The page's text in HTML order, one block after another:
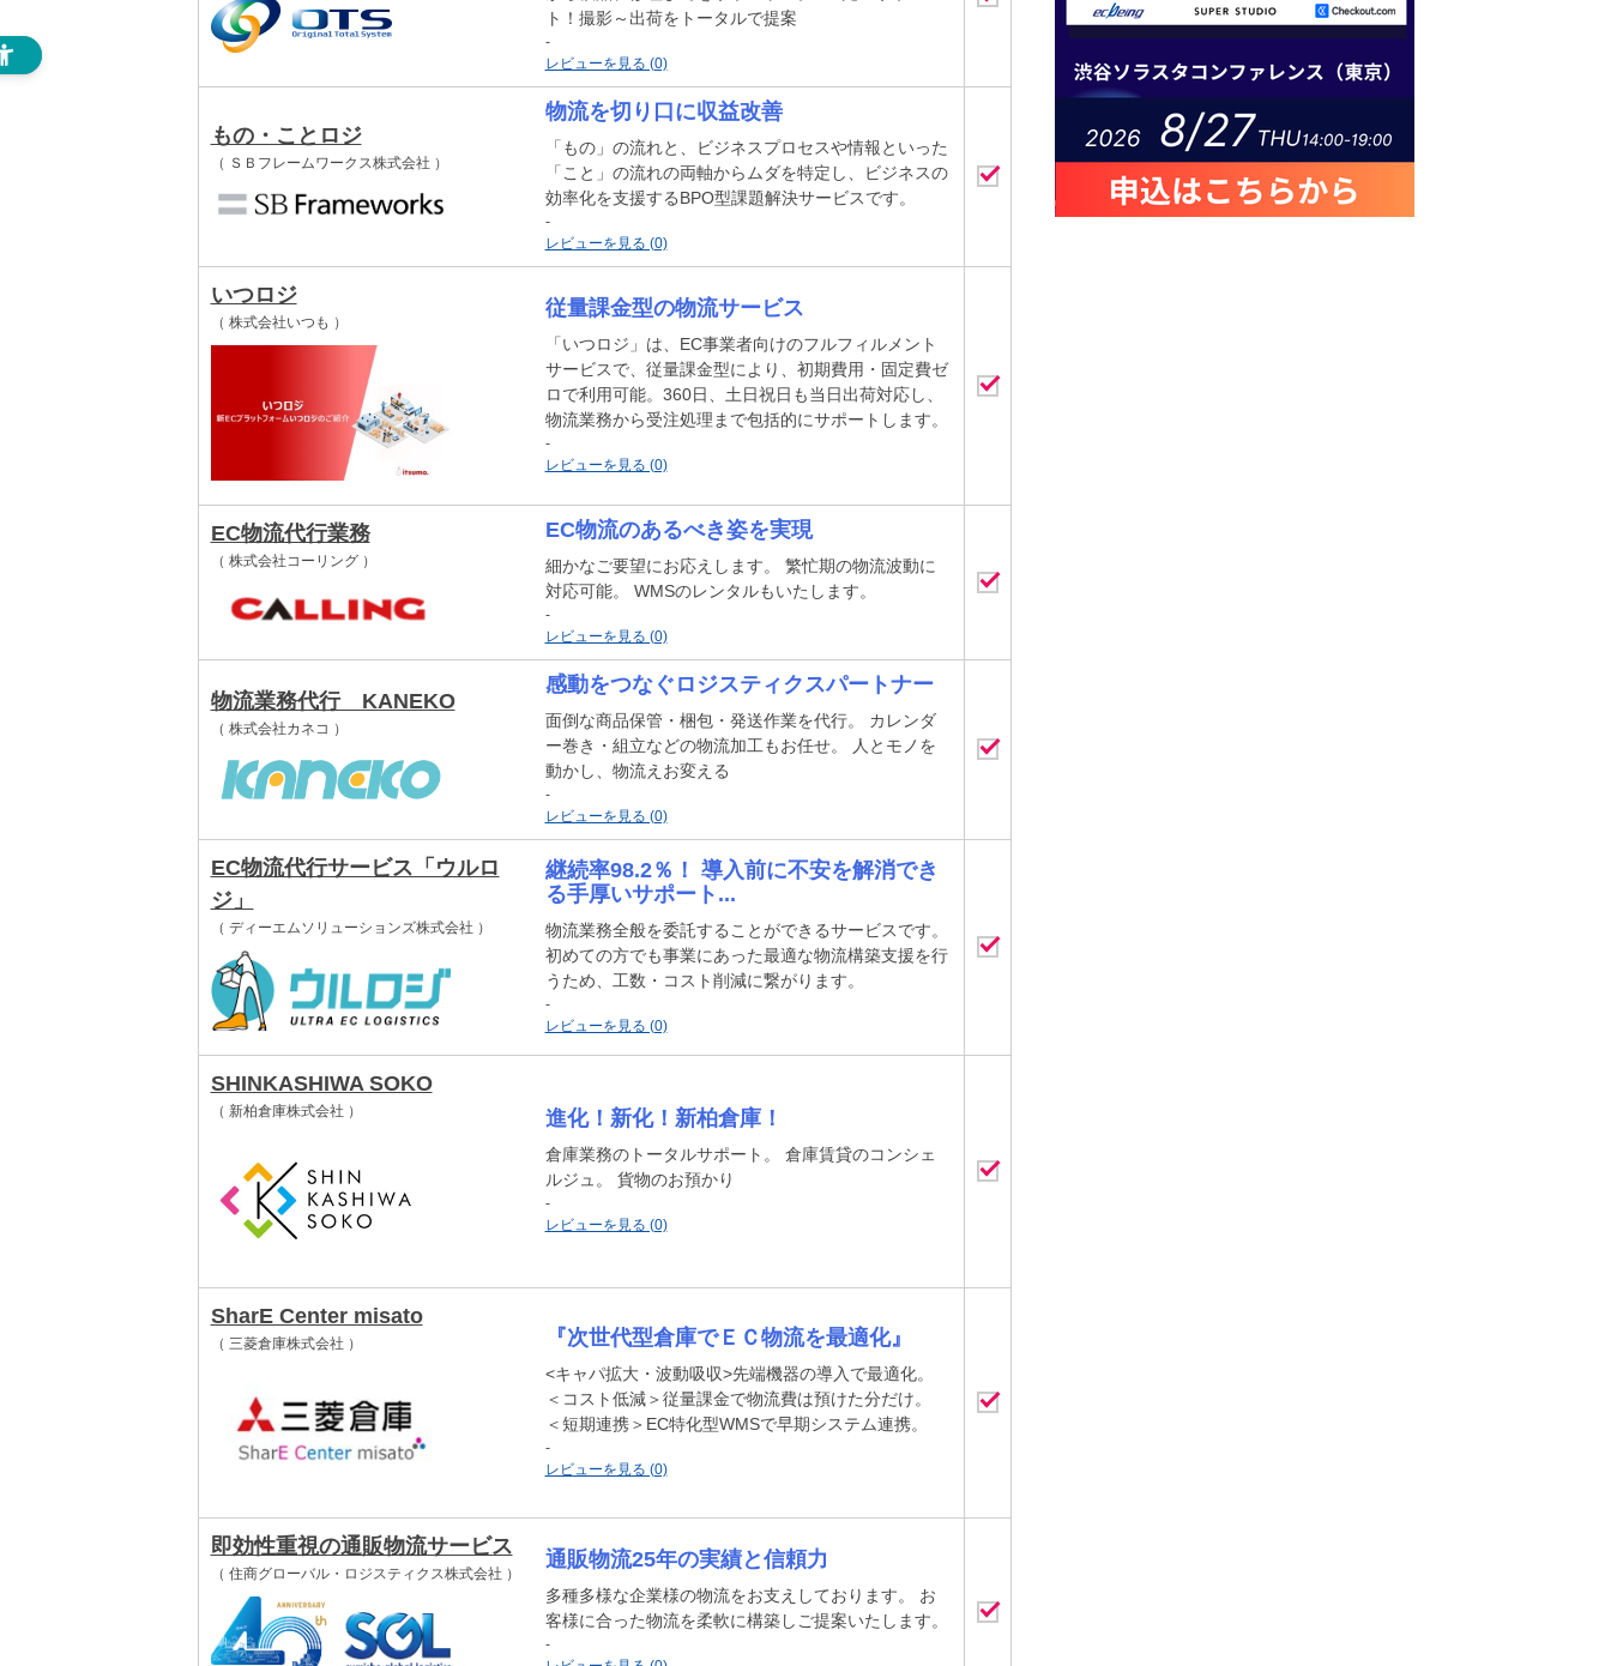
ト！撮影～出荷をトータルで提案
-
レビューを見る (0)
もの・ことロジ
（ ＳＢフレームワークス株式会社 ）
物流を切り口に収益改善
「もの」の流れと、ビジネスプロセスや情報といった
「こと」の流れの両軸からムダを特定し、ビジネスの
効率化を支援するBPO型課題解決サービスです。
-
レビューを見る (0)
いつロジ
（ 株式会社いつも ）
従量課金型の物流サービス
「いつロジ」は、EC事業者向けのフルフィルメント
サービスで、従量課金型により、初期費用・固定費ゼ
ロで利用可能。360日、土日祝日も当日出荷対応し、
物流業務から受注処理まで包括的にサポートします。
-
レビューを見る (0)
EC物流代行業務
（ 株式会社コーリング ）
EC物流のあるべき姿を実現
細かなご要望にお応えします。 繁忙期の物流波動に
対応可能。 WMSのレンタルもいたします。
-
レビューを見る (0)
物流業務代行 KANEKO
（ 株式会社カネコ ）
感動をつなぐロジスティクスパートナー
面倒な商品保管・梱包・発送作業を代行。 カレンダ
ー巻き・組立などの物流加工もお任せ。 人とモノを
動かし、物流えお変える
-
レビューを見る (0)
EC物流代行サービス「ウルロ
ジ」
（ ディーエムソリューションズ株式会社 ）
継続率98.2％！ 導入前に不安を解消でき
る手厚いサポート...
物流業務全般を委託することができるサービスです。
初めての方でも事業にあった最適な物流構築支援を行
うため、工数・コスト削減に繋がります。
-
レビューを見る (0)
SHINKASHIWA SOKO
（ 新柏倉庫株式会社 ） 進化！新化！新柏倉庫！
倉庫業務のトータルサポート。 倉庫賃貸のコンシェ
ルジュ。 貨物のお預かり
-
レビューを見る (0)
SharE Center misato
（ 三菱倉庫株式会社 ） 『次世代型倉庫でＥＣ物流を最適化』
<キャパ拡大・波動吸収>先端機器の導入で最適化。
＜コスト低減＞従量課金で物流費は預けた分だけ。
＜短期連携＞EC特化型WMSで早期システム連携。
-
レビューを見る (0)
即効性重視の通販物流サービス
（ 住商グローバル・ロジスティクス株式会社 ）
通販物流25年の実績と信頼力
多種多様な企業様の物流をお支えしております。 お
客様に合った物流を柔軟に構築しご提案いたします。
-